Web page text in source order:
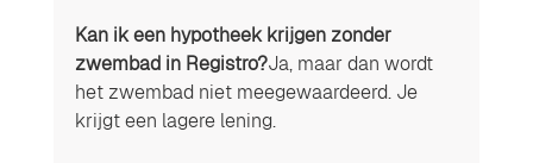
Kan ik een hypotheek krijgen zonder
zwembad in Registro?Ja, maar dan wordt
het zwembad niet meegewaardeerd. Je
krijgt een lagere lening.